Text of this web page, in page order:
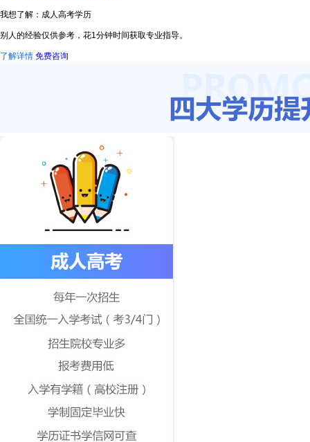
我想了解：成人高考学历
别人的经验仅供参考，花1分钟时间获取专业指导。
了解详情 免费咨询